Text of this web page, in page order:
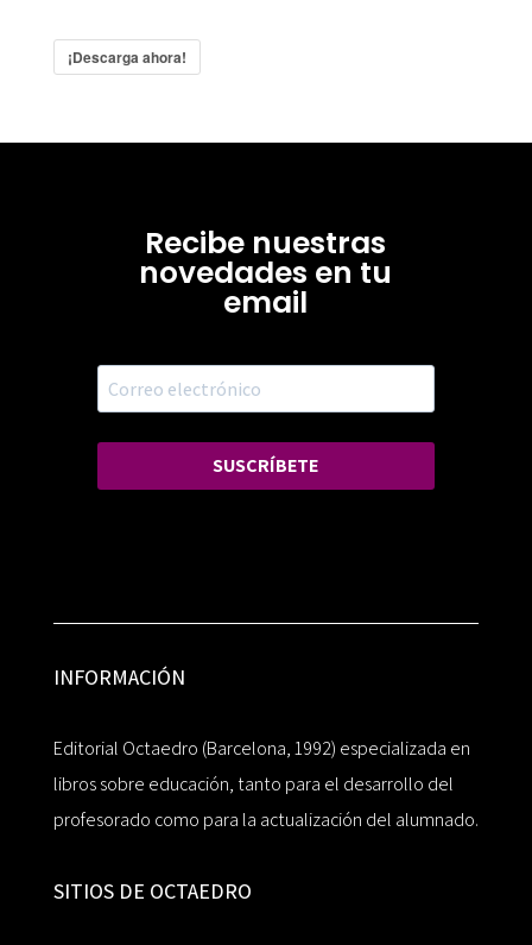
¡Descarga ahora!
Recibe nuestras
novedades en tu
email
SUSCRÍBETE
INFORMACIÓN
Editorial Octaedro (Barcelona, 1992) especializada en
libros sobre educación, tanto para el desarrollo del
profesorado como para la actualización del alumnado.
SITIOS DE OCTAEDRO